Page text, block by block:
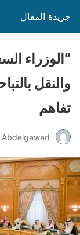
جريدة المقال
“الوزراء
والنقل
تفاهم
Abdelgawad